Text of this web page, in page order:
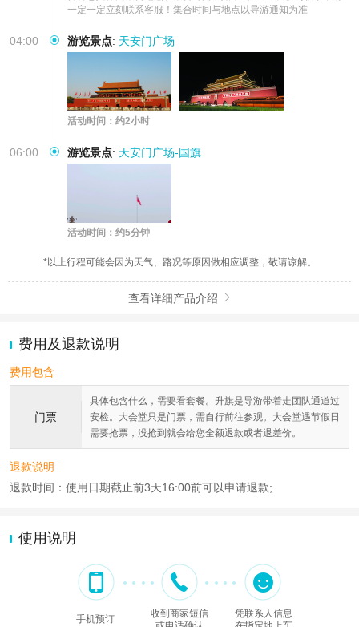
一定一定立刻联系客服！集合时间与地点以导游通知为准
04:00 游览景点: 天安门广场
活动时间：约2小时
06:00 游览景点: 天安门广场-国旗
活动时间：约5分钟
*以上行程可能会因为天气、路况等原因做相应调整，敬请谅解。
查看详细产品介绍 
费用及退款说明
费用包含
门票
具体包含什么，需要看套餐。升旗是导游带着走团队通道过
安检。大会堂只是门票，需自行前往参观。大会堂遇节假日
需要抢票，没抢到就会给您全额退款或者退差价。
退款说明
退款时间：使用日期截止前3天16:00前可以申请退款;
使用说明
手机预订
收到商家短信
凭联系人信息